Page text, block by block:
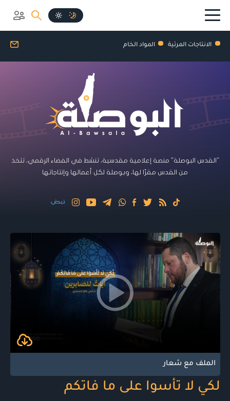
الانتاجات المرئية المواد الخام
"القدس البوصلة" منصة إعلامية مقدسية، تنشط في الفضاء الرقمي، تتخذ
من القدس مقرًا لها، وبوصلة لكل أعمالها وإنتاجاتها
الملف مع شعار
لكي لا تأسوا على ما فاتكم